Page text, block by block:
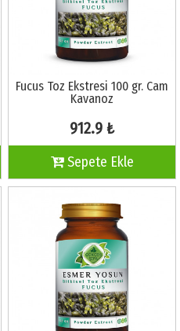
Fucus Toz Ekstresi 100 gr. Cam
Kavanoz
912.9 ₺
Sepete Ekle